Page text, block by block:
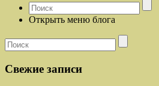
Открыть меню блога
Свежие записи